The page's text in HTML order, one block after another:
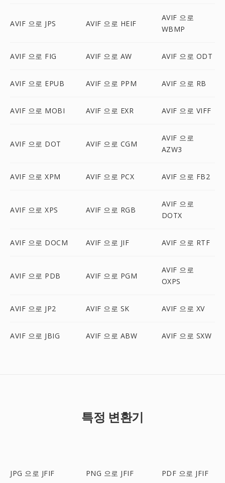
AVIF 으로 JPS AVIF 으로 HEIF
AVIF 으로
WBMP
AVIF 으로 FIG AVIF 으로 AW AVIF 으로 ODT
AVIF 으로 EPUB AVIF 으로 PPM AVIF 으로 RB
AVIF 으로 MOBI AVIF 으로 EXR AVIF 으로 VIFF
AVIF 으로 DOT AVIF 으로 CGM
AVIF 으로
AZW3
AVIF 으로 XPM AVIF 으로 PCX AVIF 으로 FB2
AVIF 으로 XPS AVIF 으로 RGB
AVIF 으로
DOTX
AVIF 으로 DOCM AVIF 으로 JIF AVIF 으로 RTF
AVIF 으로 PDB AVIF 으로 PGM
AVIF 으로
OXPS
AVIF 으로 JP2 AVIF 으로 SK AVIF 으로 XV
AVIF 으로 JBIG AVIF 으로 ABW AVIF 으로 SXW
특정 변환기
JPG 으로 JFIF PNG 으로 JFIF PDF 으로 JFIF